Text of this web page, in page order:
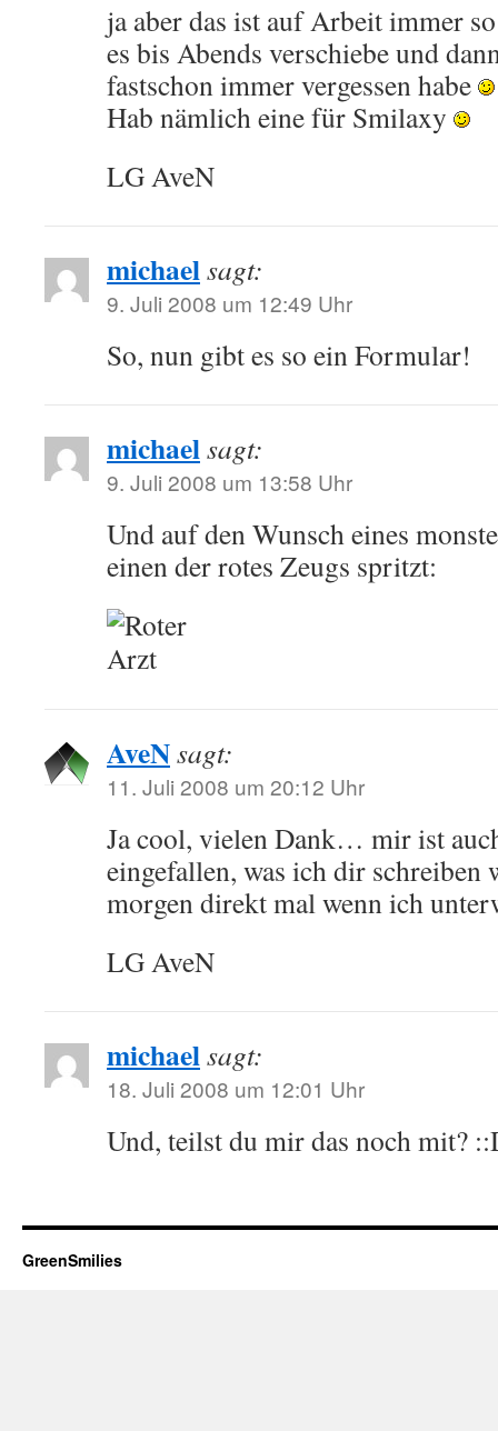
ja aber das ist auf Arbeit immer
es bis Abends verschiebe und
fastschon immer vergessen habe
Hab nämlich eine für Smilaxy
LG AveN
michaelsagt:
9. Juli 2008 um 12:49 Uhr
So, nun gibt es so ein Formular!
michaelsagt:
9. Juli 2008 um 13:58 Uhr
Und auf den Wunsch eines
einen der rotes Zeugs spritzt:
AveNsagt:
11. Juli 2008 um 20:12 Uhr
Ja cool, vielen Dank… mir ist
eingefallen, was ich dir
morgen direkt mal wenn ich
LG AveN
michaelsagt:
18. Juli 2008 um 12:01 Uhr
Und, teilst du mir das noch mit?
GreenSmilies